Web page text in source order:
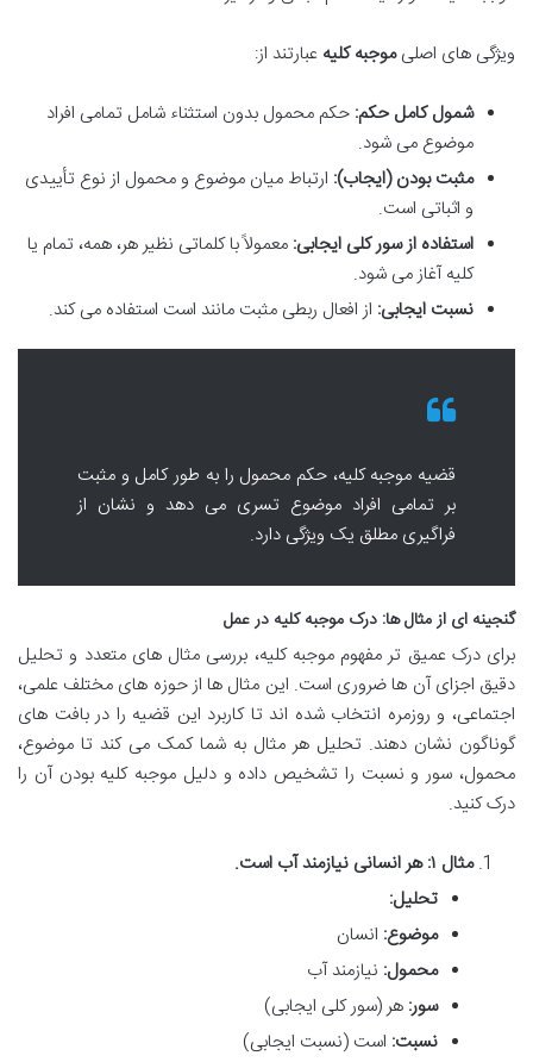
ویژگی های اصلیموجبه کلیه عبارتند از:
شمول کامل حکم: حکم محمول بدون استثناء شامل تمامی افراد
موضوع می شود.
مثبت بودن (ایجاب): ارتباط میان موضوع و محمول از نوع تأییدی
و اثباتی است.
استفاده از سور کلی ایجابی: معمولاً با کلماتی نظیر هر، همه، تمام یا
کلیه آغاز می شود.
نسبت ایجابی: از افعال ربطی مثبت مانند است استفاده می کند.
قضیه موجبه کلیه، حکم محمول را به طور کامل و مثبت
بر تمامی افراد موضوع تسری می دهد و نشان از
فراگیری مطلق یک ویژگی دارد.
گنجینه ای از مثال ها: درک موجبه کلیه در عمل
برای درک عمیق تر مفهوم موجبه کلیه، بررسی مثال های متعدد و تحلیل
دقیق اجزای آن ها ضروری است. این مثال ها از حوزه های مختلف علمی،
اجتماعی، و روزمره انتخاب شده اند تا کاربرد این قضیه را در بافت های
گوناگون نشان دهند. تحلیل هر مثال به شما کمک می کند تا موضوع،
محمول، سور و نسبت را تشخیص داده و دلیل موجبه کلیه بودن آن را
درک کنید.
مثال ۱: هر انسانی نیازمند آب است.
تحلیل:
موضوع: انسان
محمول: نیازمند آب
سور: هر (سور کلی ایجابی)
نسبت: است (نسبت ایجابی)